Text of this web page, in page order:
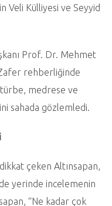
Veli Külliyesi ve Seyyid
Prof. Dr. Mehmet
rehberliğinde
medrese ve
sahada gözlemledi.
çeken Altınsapan,
yerinde incelemenin
“Ne kadar çok